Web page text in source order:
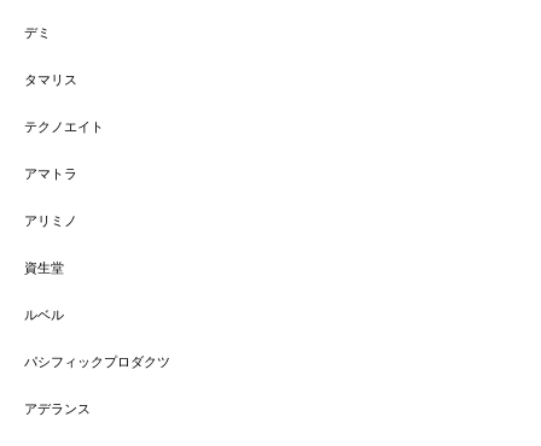
デミ
タマリス
テクノエイト
アマトラ
アリミノ
資生堂
ルベル
パシフィックプロダクツ
アデランス